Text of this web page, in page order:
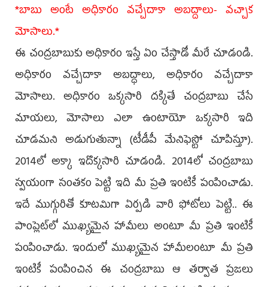
*బాబు అంటే అధికారం వచ్చేదాకా అబద్దాలు- వచ్చాక
మోసాలు.*
ఈ చంద్రబాబుకు అధికారం ఇస్తే ఏం చేస్తాడో మీరే చూడండి.
అధికారం వచ్చేదాకా అబద్ధాలు, అధికారం వచ్చేదాకా
మోసాలు. అధికారం ఒక్కసారి దక్కితే చంద్రబాబు చేసే
మాయలు, మోసాలు ఎలా ఉంటాయో ఒక్కసారి ఇది
చూడమని అడుగుతున్నా (టీడీపీ మేనిఫెస్టో చూపిస్తూ).
2014లో అక్కా ఇదొక్కసారి చూడండి. 2014లో చంద్రబాబు
స్వయంగా సంతకం పెట్టి ఇది మీ ప్రతి ఇంటికీ పంపించాడు.
ఇదే ముగ్గురితో కూటమిగా ఏర్పడి వారి ఫోటోలు పెట్టి.. ఈ
పాంప్లెట్‌లో ముఖ్యమైన హామీలు అంటూ మీ ప్రతి ఇంటికీ
పంపించాడు. ఇందులో ముఖ్యమైన హామీలంటూ మీ ప్రతి
ఇంటికీ పంపించిన ఈ చంద్రబాబు ఆ తర్వాత ప్రజలు